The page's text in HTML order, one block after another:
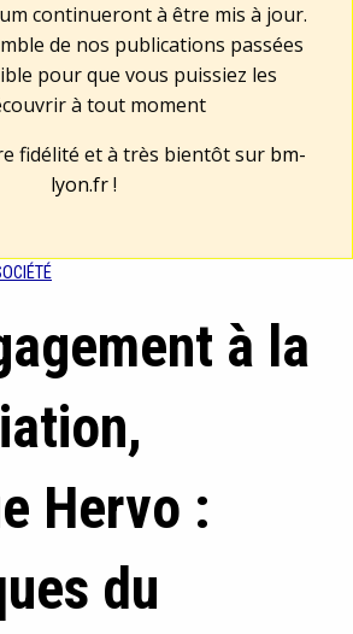
continueront à être mis à jour.
de nos publications passées
pour que vous puissiez les
à tout moment
fidélité et à très bientôt sur bm-
lyon.fr!
à la
Hervo :
du